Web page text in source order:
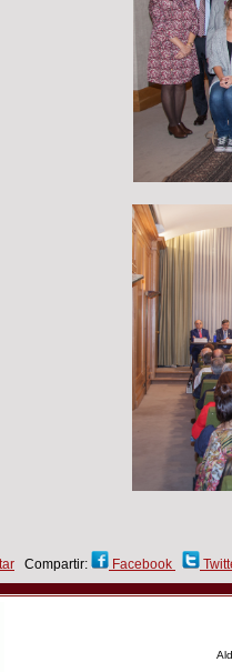
Compartir: Facebook